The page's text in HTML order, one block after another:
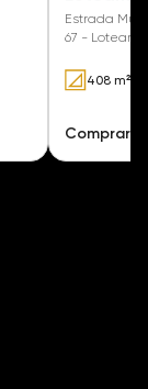
Estrada
67 -
408 m²
Comprar: